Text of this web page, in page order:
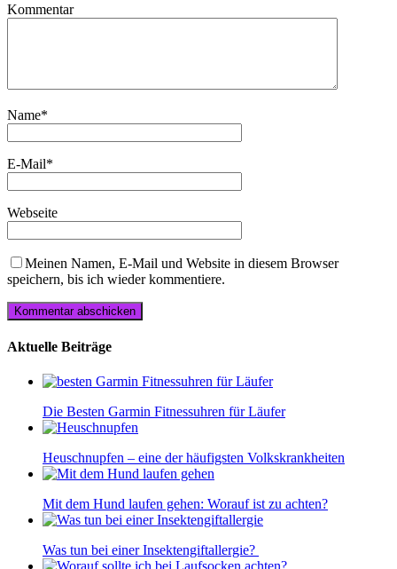
Kommentar
Name*
E-Mail*
Webseite
Meinen Namen, E-Mail und Website in diesem Browser
speichern, bis ich wieder kommentiere.
Aktuelle Beiträge
Die Besten Garmin Fitnessuhren für Läufer
Heuschnupfen – eine der häufigsten Volkskrankheiten
Mit dem Hund laufen gehen: Worauf ist zu achten?
Was tun bei einer Insektengiftallergie?